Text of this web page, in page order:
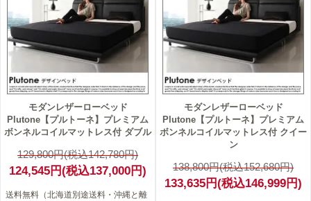
モダンレザーローベッド
Plutone【プルトーネ】プレミアム
ボンネルコイルマットレス付 ダブル
129,800円(税込142,780円)
124,545円(税込137,000円)
送料無料（北海道別途送料・沖縄と離
モダンレザーローベッド
Plutone【プルトーネ】プレミアム
ボンネルコイルマットレス付 クイー
ン
138,800円(税込152,680円)
133,635円(税込146,999円)